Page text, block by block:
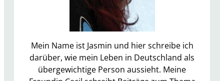
c
h
D
i
Mein Name ist Jasmin und hier schreibe ich
darüber, wie mein Leben in Deutschland als
übergewichtige Person aussieht. Meine